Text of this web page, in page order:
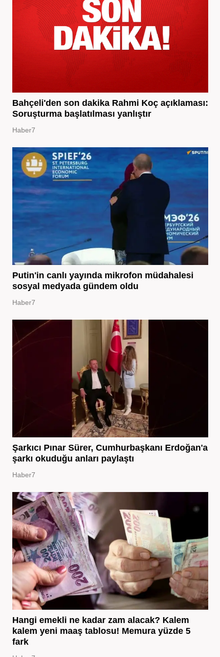
Bahçeli'den son dakika Rahmi Koç açıklaması:
Soruşturma başlatılması yanlıştır
Haber7
Putin'in canlı yayında mikrofon müdahalesi
sosyal medyada gündem oldu
Haber7
Şarkıcı Pınar Sürer, Cumhurbaşkanı Erdoğan'a
şarkı okuduğu anları paylaştı
Haber7
Hangi emekli ne kadar zam alacak? Kalem
kalem yeni maaş tablosu! Memura yüzde 5
fark